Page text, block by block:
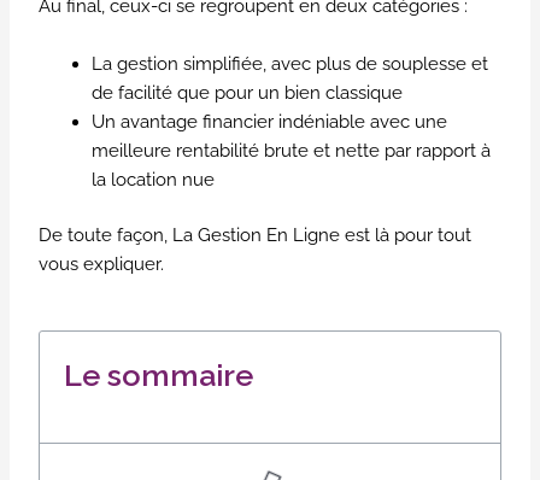
Au final, ceux-ci se regroupent en deux catégories :
La gestion simplifiée, avec plus de souplesse et
de facilité que pour un bien classique
Un avantage financier indéniable avec une
meilleure rentabilité brute et nette par rapport à
la location nue
De toute façon, La Gestion En Ligne est là pour tout
vous expliquer.
Le sommaire